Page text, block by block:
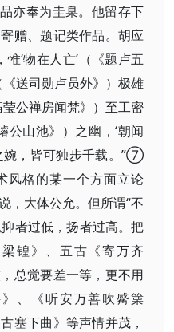
亦奉为圭臬。他留存下
赠、题记类作品。胡应
‘物在人亡’（《题卢五
《送司勋卢员外》）极雄
莹公禅房闻梵》）至工密
公山池》）之幽，‘朝闻
婉，皆可独步千载。”⑦
风格的某一个方面立论
，大体公允。但所谓“不
者过低，扬者过高。把
锽》、五古《寄万齐
总觉要差一等，更不用
、《听安万善吹觱篥
塞下曲》等声情并茂，